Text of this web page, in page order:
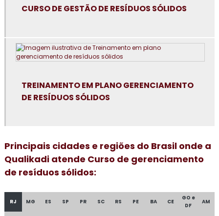
Consultoria em boas práticas em laboratórios
Consultoria em controle de alergênicos
Consultoria em cultura da segurança de alimentos e
qualidade
Consultoria para elaboração do plano de HACCP APPCC
Consultoria para empresa alimentícia
Consultoria em food fraud e food defense
CURSO DE GESTÃO DE RESÍDUOS SÓLIDOS
TREINAMENTO EM PLANO GERENCIAMENTO
DE RESÍDUOS SÓLIDOS
Principais cidades e regiões do Brasil onde a
Qualikadi atende Curso de gerenciamento
de resíduos sólidos:
RJ MG ES SP PR SC RS PE BA CE
GO e
DF
AM